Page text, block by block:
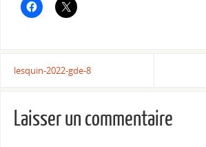
lesquin-2022-gde-8
Laisser un commentaire